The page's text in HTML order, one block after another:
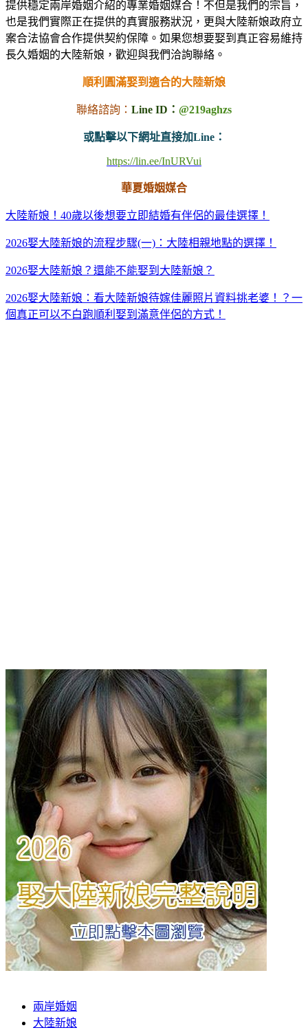
提供穩定兩岸婚姻介紹的專業婚姻媒合！不但是我們的宗旨，
也是我們實際正在提供的真實服務狀況，更與大陸新娘政府立
案合法協會合作提供契約保障。如果您想要娶到真正容易維持
長久婚姻的大陸新娘，歡迎與我們洽詢聯絡。
順利圓滿娶到適合的大陸新娘
聯絡諮詢： Line ID： @219aghzs
或點擊以下網址直接加Line：
https://lin.ee/InURVui
華夏婚姻媒合
大陸新娘！40歲以後想要立即結婚有伴侶的最佳選擇！
2026娶大陸新娘的流程步驟(一)：大陸相親地點的選擇！
2026娶大陸新娘？還能不能娶到大陸新娘？
2026娶大陸新娘：看大陸新娘待嫁佳麗照片資料挑老婆！？一
個真正可以不白跑順利娶到滿意伴侶的方式！
兩岸婚姻
大陸新娘